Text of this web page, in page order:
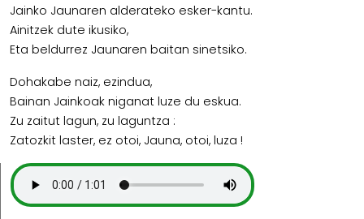
Jainko Jaunaren alderateko esker-kantu.
Ainitzek dute ikusiko,
Eta beldurrez Jaunaren baitan sinetsiko.
Dohakabe naiz, ezindua,
Bainan Jainkoak niganat luze du eskua.
Zu zaitut lagun, zu laguntza :
Zatozkit laster, ez otoi, Jauna, otoi, luza !